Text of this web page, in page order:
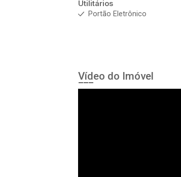
Utilitários
Portão Eletrônico
Vídeo do Imóvel